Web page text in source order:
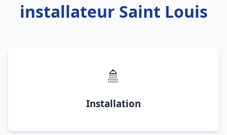
installateur Saint Louis
🚿
Installation